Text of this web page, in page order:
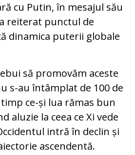
cu Putin, în mesajul său
reiterat punctul de
dinamica puterii globale
să promovăm aceste
s-au întâmplat de 100 de
ce-și lua rămas bun
aluzie la ceea ce Xi vede
intră în declin și
ascendentă.